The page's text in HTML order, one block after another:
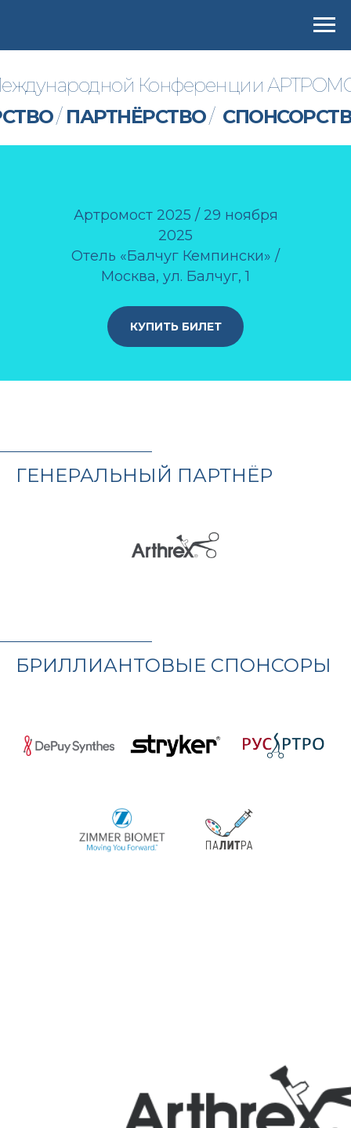
/ ПАРТНЁРСТВО/
Конференции
Артромост 2025 / 29 ноября
2025
Отель «Балчуг Кемпински» /
Москва, ул. Балчуг, 1
КУПИТЬ БИЛЕТ
ГЕНЕРАЛЬНЫЙ ПАРТНЁР
БРИЛЛИАНТОВЫЕ СПОНСОРЫ